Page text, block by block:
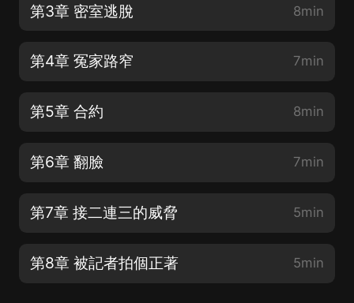
第3章 密室逃脫 8min
第4章 冤家路窄 7min
第5章 合約 8min
第6章 翻臉 7min
第7章 接二連三的威脅 5min
第8章 被記者拍個正著 5min